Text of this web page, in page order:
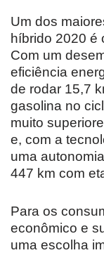
Um dos
híbrido 2020 é
Com um
eficiência
de rodar 15,7
gasolina no
muito
e, com a
uma
447 km com
Para os
econômico e
uma escolha